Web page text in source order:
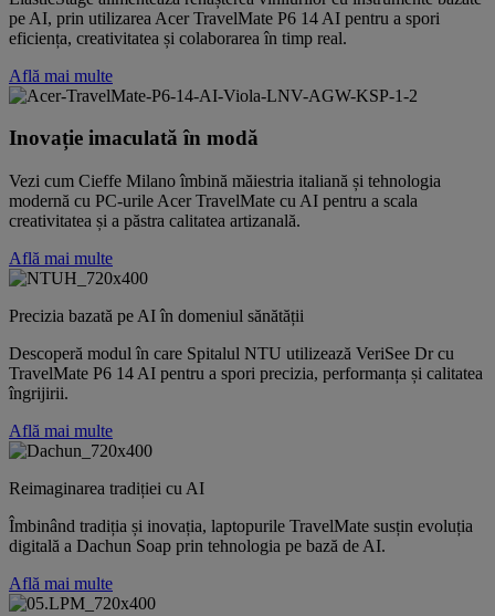
pe AI, prin utilizarea Acer TravelMate P6 14 AI pentru a spori
eficiența, creativitatea și colaborarea în timp real.
Află mai multe
Inovație imaculată în modă
Vezi cum Cieffe Milano îmbină măiestria italiană și tehnologia
modernă cu PC-urile Acer TravelMate cu AI pentru a scala
creativitatea și a păstra calitatea artizanală.
Află mai multe
Precizia bazată pe AI în domeniul sănătății
Descoperă modul în care Spitalul NTU utilizează VeriSee Dr cu
TravelMate P6 14 AI pentru a spori precizia, performanța și calitatea
îngrijirii.
Află mai multe
Reimaginarea tradiției cu AI
Îmbinând tradiția și inovația, laptopurile TravelMate susțin evoluția
digitală a Dachun Soap prin tehnologia pe bază de AI.
Află mai multe